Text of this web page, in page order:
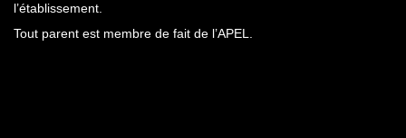
l’établissement.
Tout parent est membre de fait de l’APEL.